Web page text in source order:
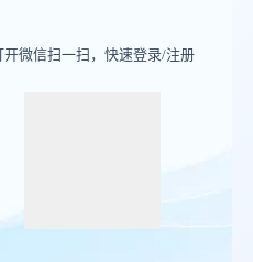
开微信扫一扫，快速登录/注册